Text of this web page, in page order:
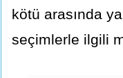
kötü arasında
seçimlerle ilgili